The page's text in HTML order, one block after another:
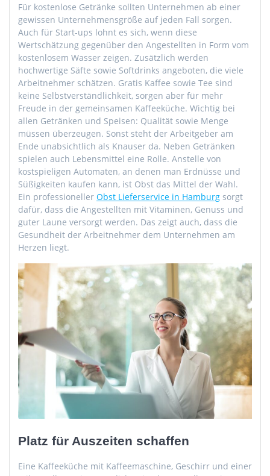
Für kostenlose Getränke sollten Unternehmen ab einer
gewissen Unternehmensgröße auf jeden Fall sorgen.
Auch für Start-ups lohnt es sich, wenn diese
Wertschätzung gegenüber den Angestellten in Form vom
kostenlosem Wasser zeigen. Zusätzlich werden
hochwertige Säfte sowie Softdrinks angeboten, die viele
Arbeitnehmer schätzen. Gratis Kaffee sowie Tee sind
keine Selbstverständlichkeit, sorgen aber für mehr
Freude in der gemeinsamen Kaffeeküche. Wichtig bei
allen Getränken und Speisen: Qualität sowie Menge
müssen überzeugen. Sonst steht der Arbeitgeber am
Ende unabsichtlich als Knauser da. Neben Getränken
spielen auch Lebensmittel eine Rolle. Anstelle von
kostspieligen Automaten, an denen man Erdnüsse und
Süßigkeiten kaufen kann, ist Obst das Mittel der Wahl.
Ein professioneller Obst Lieferservice in Hamburg sorgt
dafür, dass die Angestellten mit Vitaminen, Genuss und
guter Laune versorgt werden. Das zeigt auch, dass die
Gesundheit der Arbeitnehmer dem Unternehmen am
Herzen liegt.
Platz für Auszeiten schaffen
Eine Kaffeeküche mit Kaffeemaschine, Geschirr und einer